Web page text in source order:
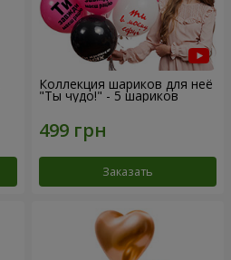
Коллекция шариков для неё
"Ты чудо!" - 5 шариков
Заказать